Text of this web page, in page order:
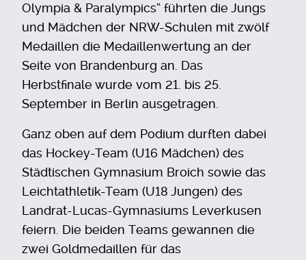
Olympia & Paralympics“ führten die Jungs
und Mädchen der NRW-Schulen mit zwölf
Medaillen die Medaillenwertung an der
Seite von Brandenburg an. Das
Herbstfinale wurde vom 21. bis 25.
September in Berlin ausgetragen.
Ganz oben auf dem Podium durften dabei
das Hockey-Team (U16 Mädchen) des
Städtischen Gymnasium Broich sowie das
Leichtathletik-Team (U18 Jungen) des
Landrat-Lucas-Gymnasiums Leverkusen
feiern. Die beiden Teams gewannen die
zwei Goldmedaillen für das